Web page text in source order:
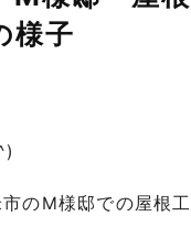
様子
のM様邸での屋根